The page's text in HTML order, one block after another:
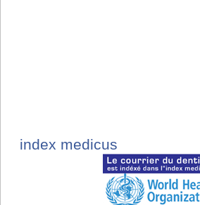
index medicus